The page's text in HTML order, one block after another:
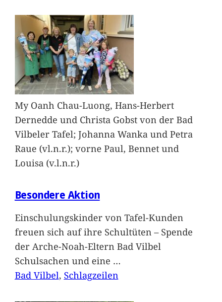
My Oanh Chau-Luong, Hans-Herbert
Dernedde und Christa Gobst von der Bad
Vilbeler Tafel; Johanna Wanka und Petra
Raue (vl.n.r.); vorne Paul, Bennet und
Louisa (v.l.n.r.)
Besondere Aktion
Einschulungskinder von Tafel-Kunden
freuen sich auf ihre Schultüten – Spende
der Arche-Noah-Eltern Bad Vilbel
Schulsachen und eine …
Bad Vilbel, Schlagzeilen